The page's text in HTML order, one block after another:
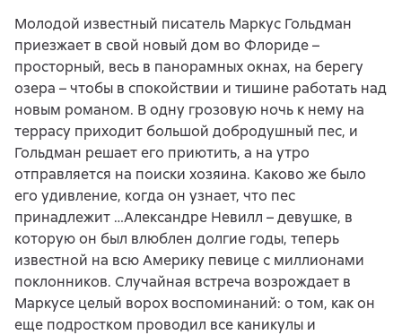
Молодой известный писатель Маркус Гольдман
приезжает в свой новый дом во Флориде –
просторный, весь в панорамных окнах, на берегу
озера – чтобы в спокойствии и тишине работать над
новым романом. В одну грозовую ночь к нему на
террасу приходит большой добродушный пес, и
Гольдман решает его приютить, а на утро
отправляется на поиски хозяина. Каково же было
его удивление, когда он узнает, что пес
принадлежит …Александре Невилл – девушке, в
которую он был влюблен долгие годы, теперь
известной на всю Америку певице с миллионами
поклонников. Случайная встреча возрождает в
Маркусе целый ворох воспоминаний: о том, как он
еще подростком проводил все каникулы и